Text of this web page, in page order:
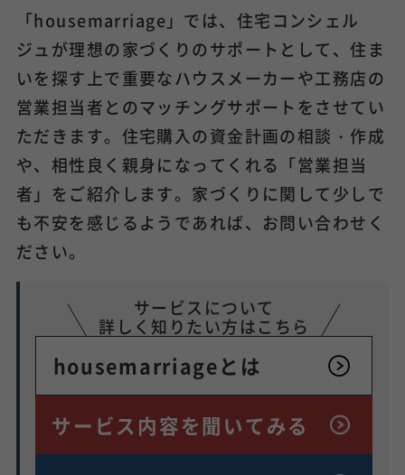
「housemarriage」では、住宅コンシェル
ジュが理想の家づくりのサポートとして、住ま
いを探す上で重要なハウスメーカーや工務店の
営業担当者とのマッチングサポートをさせてい
ただきます。住宅購入の資金計画の相談・作成
や、相性良く親身になってくれる「営業担当
者」をご紹介します。家づくりに関して少しで
も不安を感じるようであれば、お問い合わせく
ださい。
サービスについて
詳しく知りたい方はこちら
housemarriageとは
サービス内容を聞いてみる